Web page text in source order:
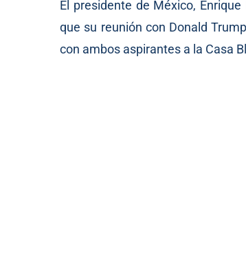
El presidente de México,
que su reunión con Donald
con ambos aspirantes a la Casa